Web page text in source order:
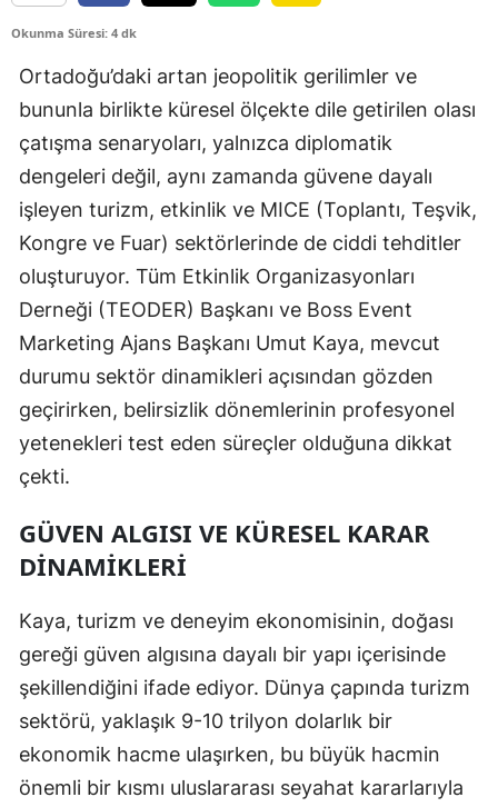
Okunma Süresi: 4 dk
Ortadoğu’daki artan jeopolitik gerilimler ve
bununla birlikte küresel ölçekte dile getirilen olası
çatışma senaryoları, yalnızca diplomatik
dengeleri değil, aynı zamanda güvene dayalı
işleyen turizm, etkinlik ve MICE (Toplantı, Teşvik,
Kongre ve Fuar) sektörlerinde de ciddi tehditler
oluşturuyor. Tüm Etkinlik Organizasyonları
Derneği (TEODER) Başkanı ve Boss Event
Marketing Ajans Başkanı Umut Kaya, mevcut
durumu sektör dinamikleri açısından gözden
geçirirken, belirsizlik dönemlerinin profesyonel
yetenekleri test eden süreçler olduğuna dikkat
çekti.
GÜVEN ALGISI VE KÜRESEL KARAR
DINAMIKLERI
Kaya, turizm ve deneyim ekonomisinin, doğası
gereği güven algısına dayalı bir yapı içerisinde
şekillendiğini ifade ediyor. Dünya çapında turizm
sektörü, yaklaşık 9-10 trilyon dolarlık bir
ekonomik hacme ulaşırken, bu büyük hacmin
önemli bir kısmı uluslararası seyahat kararlarıyla